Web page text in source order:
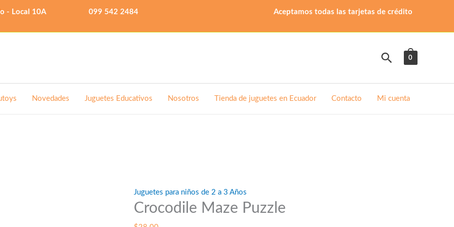
- Local 10A 099 542 2484 Aceptamos todas las tarjetas de crédito
Buscar
0
Novedades Juguetes Educativos Nosotros Tienda de juguetes en Ecuador Contacto Mi cuenta
Juguetes para niños de 2 a 3 Años
Crocodile Maze Puzzle